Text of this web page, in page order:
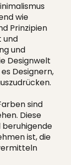
wie
Prinzipien
und
und
Designwelt
Designern,
sind
Diese
ist, die